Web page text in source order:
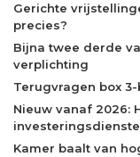
Gerichte
precies?
Bijna twee derde
verplichting
Terugvragen box
Nieuw vanaf 2026:
Kamer baalt van